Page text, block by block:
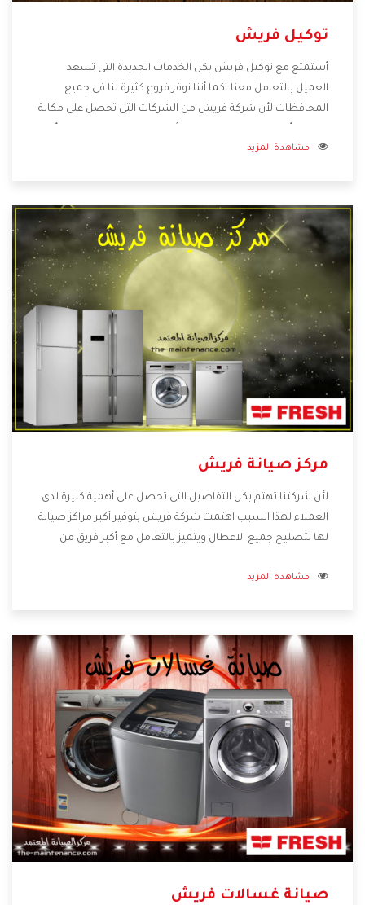
توكيل فريش
أستمتع مع توكيل فريش بكل الخدمات الجديدة التى تسعد
العميل بالتعامل معنا ،كما أننا نوفر فروع كثيرة لنا فى جميع
المحافظات لأن شركة فريش من الشركات التى تحصل على مكانة
تهتم بالخدمات التى تكون بعد البيع معنا هتحصل على كل ما هو
مشاهدة المزيد
مركز صيانة فريش
لأن شركتنا تهتم بكل التفاصيل التى تحصل على أهمية كبيرة لدى
العملاء لهذا السبب اهتمت شركة فريش بتوفير أكبر مراكز صيانة
لها لتصليح جميع الاعطال ويتميز بالتعامل مع أكبر فريق من
وعلى عملاءنا الكرام .
مشاهدة المزيد
صيانة غسالات فريش